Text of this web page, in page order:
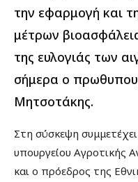
την εφαρμογή και
μέτρων
της ευλογιάς των
σήμερα ο
Μητσοτάκης.
Στη σύσκεψη
υπουργείου Αγροτικής
και ο πρόεδρος της